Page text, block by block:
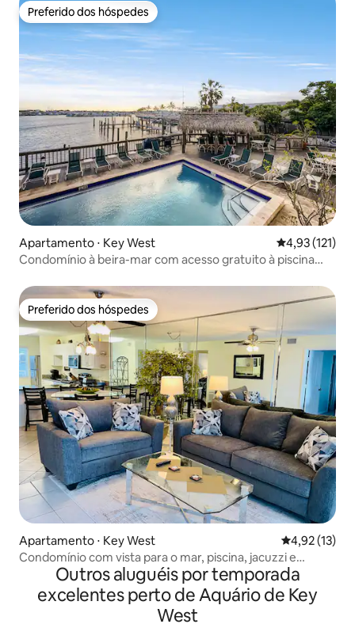
Preferido dos hóspedes
Preferido dos hóspedes
Apartamento ⋅ Key West 4,93 de uma
4,93 (121)
Condomínio à beira-mar com acesso gratuito à piscina
Preferido dos hóspedes
Preferido dos hóspedes
Apartamento ⋅ Key West 4,92 de uma
4,92 (13)
Condomínio com vista para o mar, piscina, jacuzzi e
quadra de tênis
Outros aluguéis por temporada
excelentes perto de Aquário de Key
West